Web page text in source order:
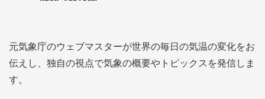
元気象庁のウェブマスターが世界の毎日の気温の変化をお
伝えし、独自の視点で気象の概要やトピックスを発信しま
す。